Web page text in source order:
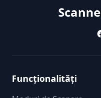
Funcționalități